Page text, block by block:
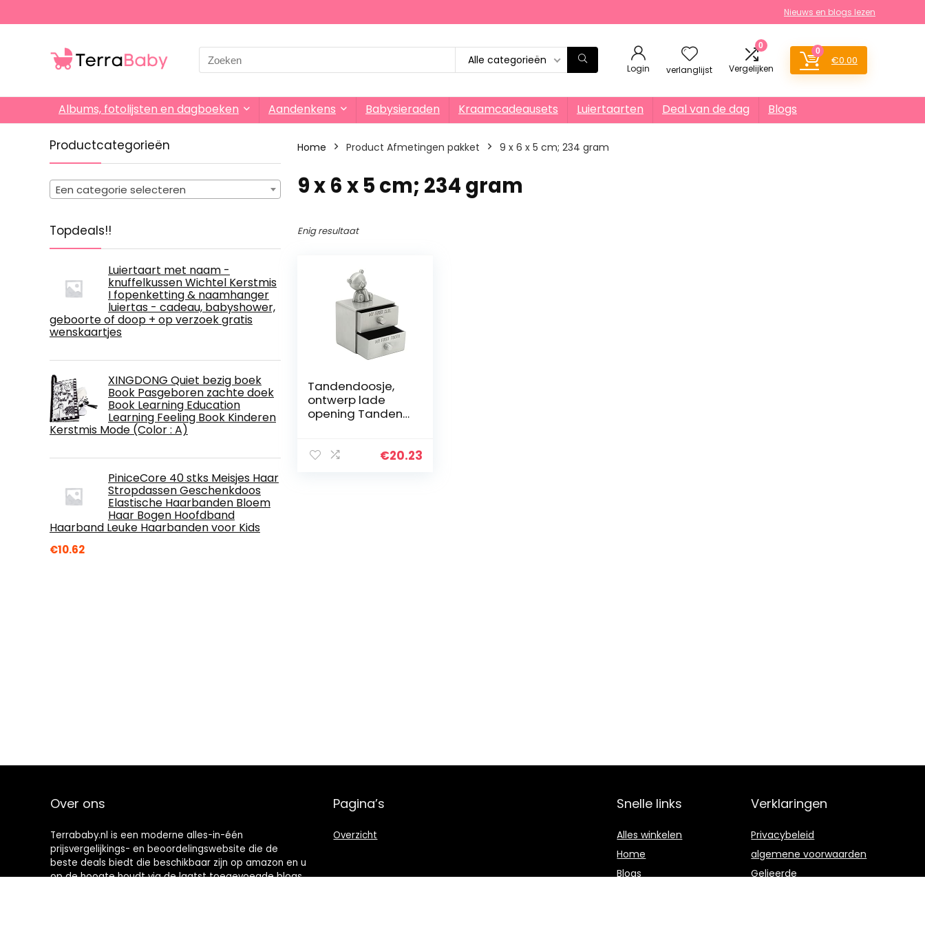
Nieuws en blogs lezen
Search
for:
Alle categorieën
Login verlanglijst
0
Vergelijken
0
€0.00
Albums, fotolijsten en dagboeken Aandenkens Babysieraden Kraamcadeausets Luiertaarten Deal van de dag Blogs
Productcategorieën
Een categorie selecteren
Topdeals!!
Luiertaart met naam -
knuffelkussen Wichtel Kerstmis
I fopenketting & naamhanger
luiertas - cadeau, babyshower,
geboorte of doop + op verzoek gratis
wenskaartjes
XINGDONG Quiet bezig boek
Book Pasgeboren zachte doek
Book Learning Education
Learning Feeling Book Kinderen
Kerstmis Mode (Color : A)
PiniceCore 40 stks Meisjes Haar
Stropdassen Geschenkdoos
Elastische Haarbanden Bloem
Haar Bogen Hoofdband
Haarband Leuke Haarbanden voor Kids
€10.62
Home Product Afmetingen pakket ‎9 x 6 x 5 cm; 234 gram
‎9 x 6 x 5 cm; 234 gram
Enig resultaat
Tandendoosje,
ontwerp lade
opening Tanden
vorm met 2 lades
€20.23
Over ons
Terrababy.nl is een moderne alles-in-één
prijsvergelijkings- en beoordelingswebsite die de
beste deals biedt die beschikbaar zijn op amazon en u
op de hoogte houdt via de laatst toegevoegde blogs.
Pagina’s
Overzicht
Snelle links
Alles winkelen
Home
Blogs
Verklaringen
Privacybeleid
algemene voorwaarden
Gelieerde